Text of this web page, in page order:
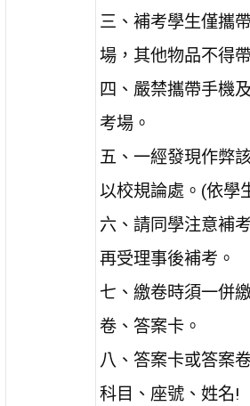
三、補考學生僅攜
場，其他物品不得
四、嚴禁攜帶手機
考場。
五、一經發現作弊
以校規論處。(依學
六、請同學注意補
再受理事後補考。
七、繳卷時須一併
卷、答案卡。
八、答案卡或答案
科目、座號、姓名!